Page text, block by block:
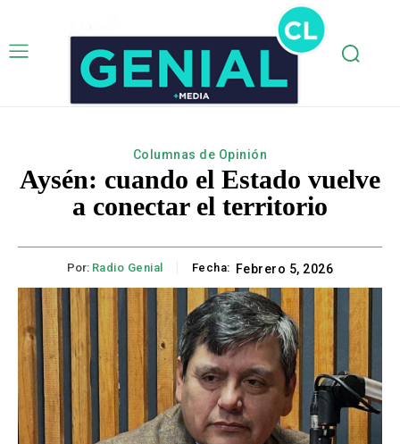
Columnas de Opinión
Aysén: cuando el Estado vuelve
a conectar el territorio
Por: Radio Genial Fecha: Febrero 5, 2026